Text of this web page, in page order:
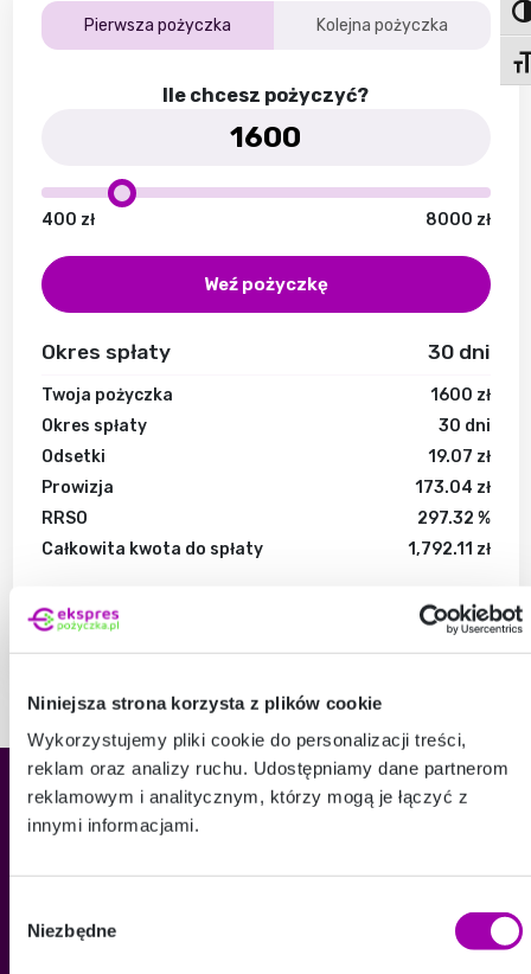
Niniejsza strona korzysta z plików cookie
Wykorzystujemy pliki cookie do personalizacji treści,
reklam oraz analizy ruchu. Udostępniamy dane partnerom
reklamowym i analitycznym, którzy mogą je łączyć z
innymi informacjami.
zgody
Niezbędne
Pierwsza pożyczka Kolejna pożyczka
Ile chcesz pożyczyć?
400 zł 8000 zł
Weź pożyczkę
Okres spłaty 30dni
Twoja pożyczka 1600 zł
Okres spłaty
30 dni
Odsetki
19.07 zł
Prowizja
173.04 zł
RRSO
297.32 %
Całkowita kwota do spłaty
1,792.11 zł
Argentum Capital